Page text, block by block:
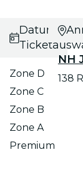
Datums-
Zone D
Zone C
Zone B
Zone A
Premium
NH
138